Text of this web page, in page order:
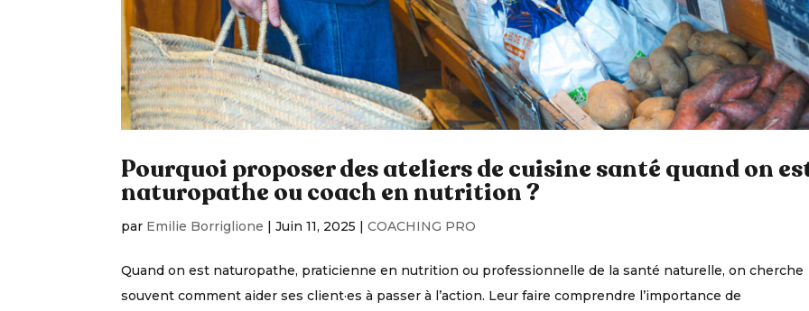
Pourquoi proposer des ateliers de cuisine santé quand on
naturopathe ou coach en nutrition ?
par Emilie Borriglione |Juin 11, 2025 |COACHING PRO
Quand on est naturopathe, praticienne en nutrition ou professionnelle de la santé naturelle, on cherche
souvent comment aider ses client·es à passer à l’action. Leur faire comprendre l’importance de